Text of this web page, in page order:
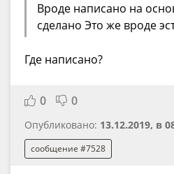
Вроде написано на
сделано Это же вроде
Где написано?
0 0
Опубликовано: 13.12.2019, в
сообщение #7528